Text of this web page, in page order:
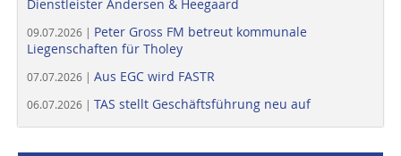
Dienstleister Andersen & Heegaard
09.07.2026 | Peter Gross FM betreut kommunale
Liegenschaften für Tholey
07.07.2026 | Aus EGC wird FASTR
06.07.2026 | TAS stellt Geschäftsführung neu auf